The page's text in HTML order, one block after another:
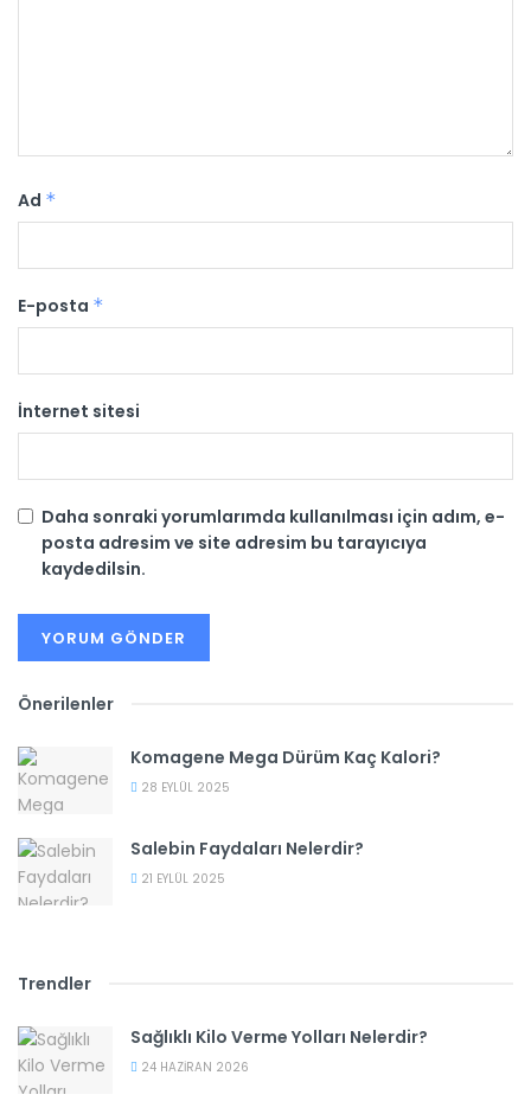
Ad *
E-posta *
İnternet sitesi
Daha sonraki yorumlarımda kullanılması için adım, e-
posta adresim ve site adresim bu tarayıcıya
kaydedilsin.
Önerilenler
Komagene Mega Dürüm Kaç Kalori?
28 EYLÜL 2025
Salebin Faydaları Nelerdir?
21 EYLÜL 2025
Trendler
Sağlıklı Kilo Verme Yolları Nelerdir?
24 HAZIRAN 2026